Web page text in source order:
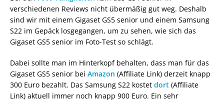
verschiedenen Reviews nicht übermäßig gut weg. Deshalb
sind wir mit einem Gigaset GS5 senior und einem Samsung
S22 im Gepäck losgegangen, um zu sehen, wie sich das
Gigaset GS5 senior im Foto-Test so schlägt.
Dabei sollte man im Hinterkopf behalten, dass man für das
Gigaset GS5 senior bei Amazon (Affiliate Link) derzeit knapp
300 Euro bezahlt. Das Samsung S22 kostet dort (Affiliate
Link) aktuell immer noch knapp 900 Euro. Ein sehr